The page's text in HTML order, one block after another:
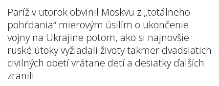
Paríž v utorok obvinil Moskvu z „totálneho
pohŕdania“ mierovým úsilím o ukončenie
vojny na Ukrajine potom, ako si najnovšie
ruské útoky vyžiadali životy takmer dvadsiatich
civilných obetí vrátane detí a desiatky ďalších
zranili